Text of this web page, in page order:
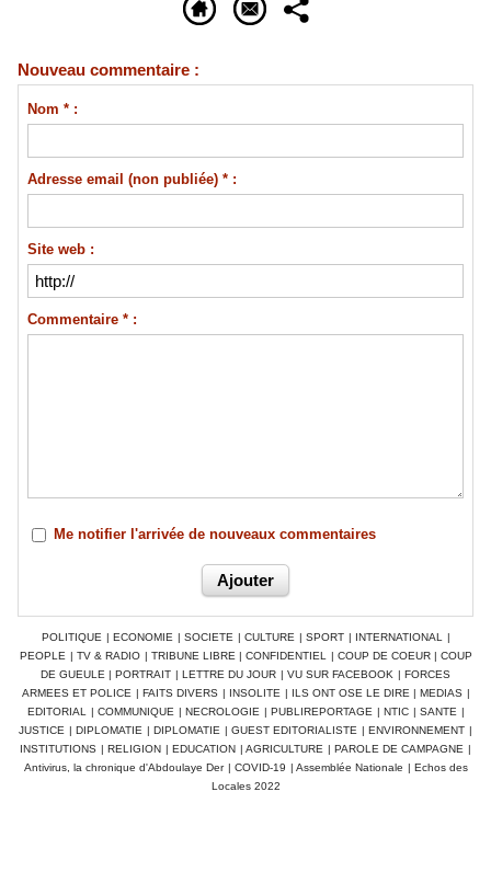
Nouveau commentaire :
Nom * :
Adresse email (non publiée) * :
Site web :
Commentaire * :
Me notifier l'arrivée de nouveaux commentaires
POLITIQUE | ECONOMIE | SOCIETE | CULTURE | SPORT | INTERNATIONAL
|
PEOPLE | TV & RADIO | TRIBUNE LIBRE | CONFIDENTIEL | COUP DE COEUR | COUP
DE GUEULE | PORTRAIT | LETTRE DU JOUR | VU SUR FACEBOOK | FORCES
ARMEES ET POLICE | FAITS DIVERS | INSOLITE | ILS ONT OSE LE DIRE | MEDIAS |
EDITORIAL
| COMMUNIQUE | NECROLOGIE | PUBLIREPORTAGE | NTIC | SANTE |
JUSTICE | DIPLOMATIE | DIPLOMATIE | GUEST EDITORIALISTE | ENVIRONNEMENT |
INSTITUTIONS | RELIGION | EDUCATION | AGRICULTURE | PAROLE DE CAMPAGNE |
Antivirus, la chronique d'Abdoulaye Der | COVID-19 | Assemblée Nationale | Echos des
Locales 2022